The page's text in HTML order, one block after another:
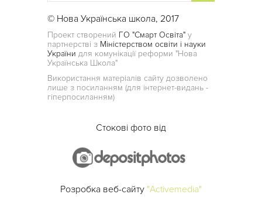
© Нова Українська школа, 2017
Проект створений ГО "Смарт Освіта" у
партнерстві з Міністерством освіти і науки
України для комунікації реформи "Нова
Українська Школа"
Використання матеріалів сайту дозволено
лише з посиланням (для інтернет-видань -
гіперпосиланням)
Стокові фото від
Розробка веб-сайту "Activemedia"